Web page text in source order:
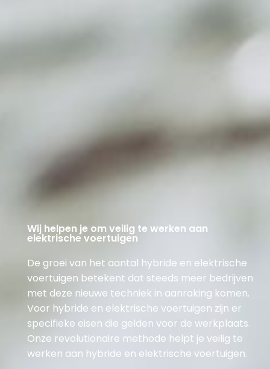
Wij helpen je om veilig te werken aan
elektrische voertuigen
De groei van het aantal hybride en elektrische
voertuigen betekent dat steeds meer bedrijven
met deze nieuwe techniek in aanraking komen.
Voor hybride en elektrische voertuigen zijn er
specifieke eisen die gelden voor de werkplaats.
Onze revolutionaire methode helpt je veilig te
werken aan hybride en elektrische voertuigen.